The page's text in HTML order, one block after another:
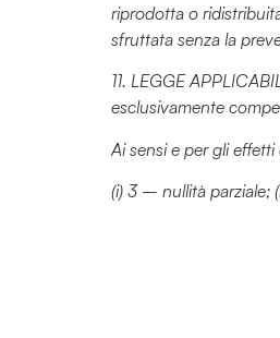
riprodotta o
sfruttata senza la
11. LEGGE
esclusivamente
Ai sensi e per gli
(i) 3 – nullità parziale;